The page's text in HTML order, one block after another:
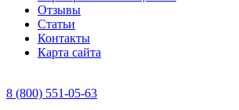
Отзывы
Статьи
Контакты
Карта сайта
8 (800) 551-05-63